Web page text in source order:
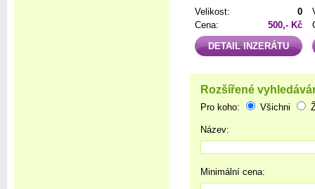
Velikost:
0
Cena:
500,- Kč
DETAIL INZERÁTU
Rozšířené
Pro koho: Všichni
Název:
Minimální cena: